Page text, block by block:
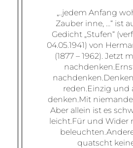
„..jedem Anfang
Zauber inne, …“ ist
Gedicht „Stufen“
04.05.1941) von
(1877 – 1962). Jetzt
reden.Einzig und
denken.Mit
Aber allein ist es
leicht.Für und Wider
quatscht